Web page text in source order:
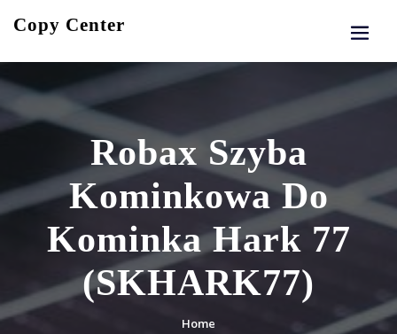
Copy Center
Robax Szyba
Kominkowa Do
Kominka Hark 77
(SKHARK77)
Home